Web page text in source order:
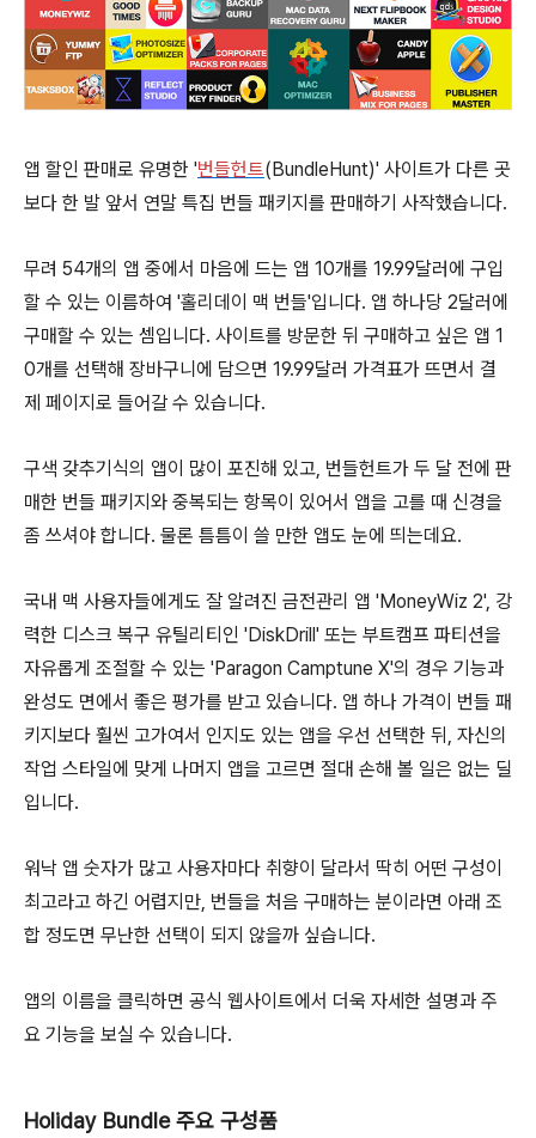
앱 할인 판매로 유명한 '번들헌트(BundleHunt)' 사이트가 다른 곳
보다 한 발 앞서 연말 특집 번들 패키지를 판매하기 사작했습니다.
무려 54개의 앱 중에서 마음에 드는 앱 10개를 19.99달러에 구입
할 수 있는 이름하여 '홀리데이 맥 번들'입니다. 앱 하나당 2달러에
구매할 수 있는 셈입니다. 사이트를 방문한 뒤 구매하고 싶은 앱 1
0개를 선택해 장바구니에 담으면 19.99달러 가격표가 뜨면서 결
제 페이지로 들어갈 수 있습니다.
구색 갖추기식의 앱이 많이 포진해 있고, 번들헌트가 두 달 전에 판
매한 번들 패키지와 중복되는 항목이 있어서 앱을 고를 때 신경을
좀 쓰셔야 합니다. 물론 틈틈이 쓸 만한 앱도 눈에 띄는데요.
국내 맥 사용자들에게도 잘 알려진 금전관리 앱 'MoneyWiz 2', 강
력한 디스크 복구 유틸리티인 'DiskDrill' 또는 부트캠프 파티션을
자유롭게 조절할 수 있는 'Paragon Camptune X'의 경우 기능과
완성도 면에서 좋은 평가를 받고 있습니다. 앱 하나 가격이 번들 패
키지보다 훨씬 고가여서 인지도 있는 앱을 우선 선택한 뒤, 자신의
작업 스타일에 맞게 나머지 앱을 고르면 절대 손해 볼 일은 없는 딜
입니다.
워낙 앱 숫자가 많고 사용자마다 취향이 달라서 딱히 어떤 구성이
최고라고 하긴 어렵지만, 번들을 처음 구매하는 분이라면 아래 조
합 정도면 무난한 선택이 되지 않을까 싶습니다.
앱의 이름을 클릭하면 공식 웹사이트에서 더욱 자세한 설명과 주
요 기능을 보실 수 있습니다.
Holiday Bundle 주요 구성품